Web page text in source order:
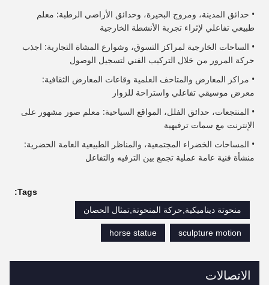
• حدائق المدينة، ومروج البحيرة، وحدائق الأراضي الرطبة: معلم
طبيعي تفاعلي لإثراء تجربة الأنشطة الخارجية
• الساحات الخارجية لمراكز التسوق، وشوارع المشاة التجارية: اجذب
حركة المرور من خلال التركيب الفني لتسجيل الوصول
• مراكز المعارض والمتاحف العلمية وقاعات المعارض الثقافية:
معرض موسيقي تفاعلي واستراحة للزوار
• المنتجعات، حدائق الفلل، المواقع السياحية: معلم صور مشهور على
الإنترنت مع سمات ترفيهية
• المساحات الخضراء المجتمعية، والمناظر الطبيعية العامة الحضرية:
منشأة فنية عامة عملية تجمع بين الترفيه والتفاعل
Tags:
منحوتة ديناميكية,حركة المنحوتة,تمثال الحصان
sculpture motion
horse statue
الاتصالات